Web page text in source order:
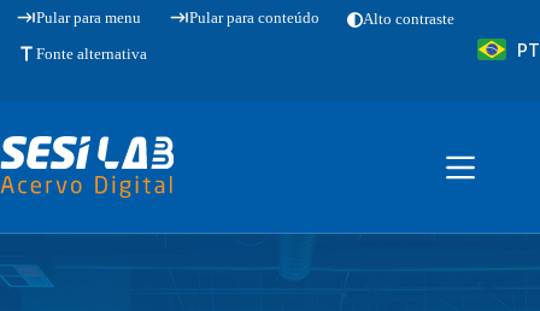
PularPular para menu Pular para conteúdo
Alto contraste
Fonte alternativa
PT